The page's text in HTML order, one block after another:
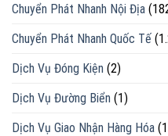
Chuyển Phát Nhanh Nội Địa
Chuyển Phát Nhanh Quốc Tế
Dịch Vụ Đóng Kiện (2)
Dịch Vụ Đường Biển (1)
Dịch Vụ Giao Nhận Hàng Hóa